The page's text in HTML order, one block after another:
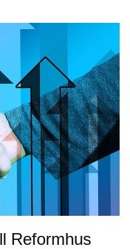
Reformhus